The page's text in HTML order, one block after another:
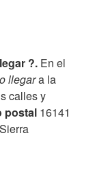
?. En el
llegara la
calles y
postal 16141